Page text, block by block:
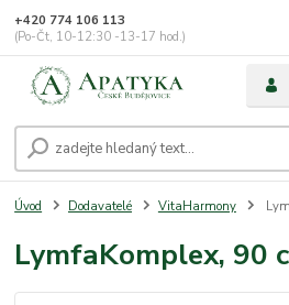
+420 774 106 113
(Po-Čt, 10-12:30 -13-17 hod.)
Úvod Dodavatelé VitaHarmony
LymfaKomplex, 90